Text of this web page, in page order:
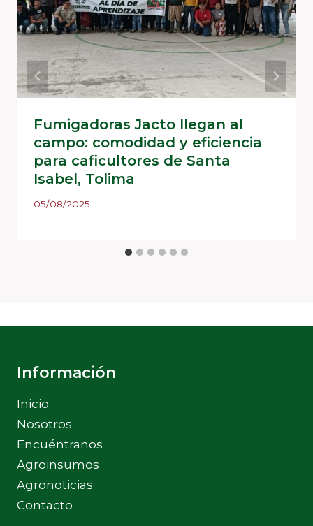
Fumigadoras Jacto llegan al
campo: comodidad y eficiencia
para caficultores de Santa
Isabel, Tolima
05/08/2025
Información
Inicio
Nosotros
Encuéntranos
Agroinsumos
Agronoticias
Contacto